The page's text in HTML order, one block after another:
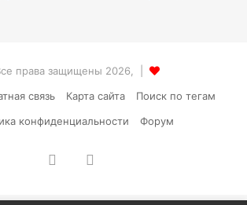
права защищены 2026, |
связь Карта сайта
Поиск по тегам
конфиденциальности
Форум
vk.com